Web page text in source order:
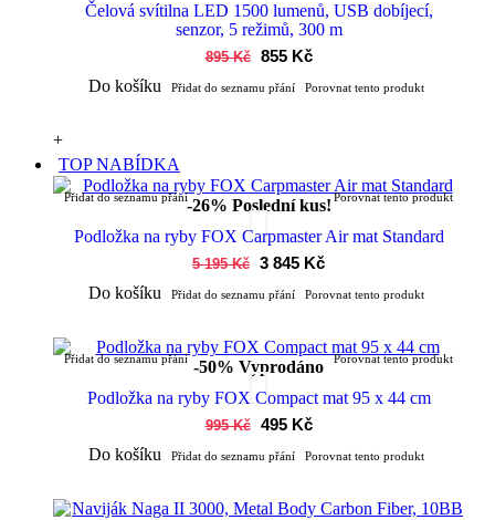
Čelová svítilna LED 1500 lumenů, USB dobíjecí,
senzor, 5 režimů, 300 m
895 Kč
855 Kč
Do košíku
Přidat do seznamu přání Porovnat tento produkt
+
TOP NABÍDKA
-26% Poslední kus!
Přidat do seznamu přání Porovnat tento produkt
Podložka na ryby FOX Carpmaster Air mat Standard
5 195 Kč 3 845 Kč
Do košíku
Přidat do seznamu přání Porovnat tento produkt
-50% Vyprodáno
Přidat do seznamu přání Porovnat tento produkt
Podložka na ryby FOX Compact mat 95 x 44 cm
995 Kč
495 Kč
Do košíku
Přidat do seznamu přání Porovnat tento produkt